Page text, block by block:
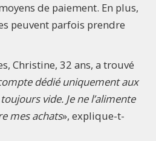
de paiement. En plus,
peuvent parfois prendre
Christine, 32 ans, a trouvé
dédié uniquement aux
vide. Je ne l’alimente
mes achats», explique-t-